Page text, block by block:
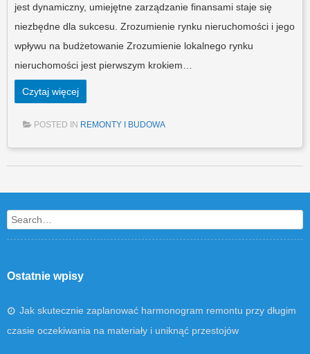
jest dynamiczny, umiejętne zarządzanie finansami staje się
niezbędne dla sukcesu. Zrozumienie rynku nieruchomości i jego
wpływu na budżetowanie Zrozumienie lokalnego rynku
nieruchomości jest pierwszym krokiem…
Czytaj więcej
POSTED IN REMONTY I BUDOWA
Post navigation
Search
Ostatnie wpisy
Jak skutecznie zaplanować harmonogram remontu przy długim
czasie oczekiwania na materiały i uniknąć przestojów